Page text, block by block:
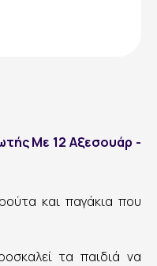
Με 12 Αξεσουάρ -
και παγάκια που
τα παιδιά να